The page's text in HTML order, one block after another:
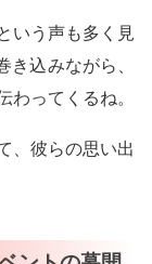
いう声も多く見
き込みながら、
わってくるね。
、彼らの思い出